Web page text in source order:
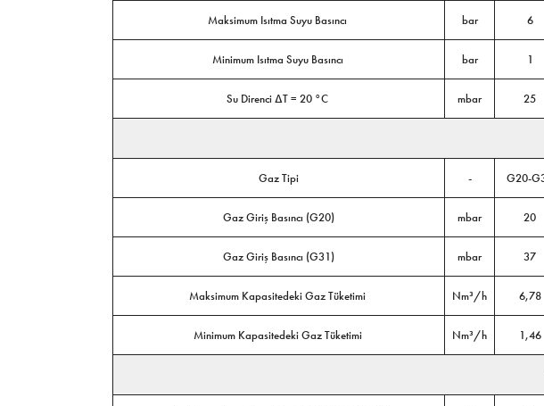
Maksimum Isıtma Suyu Basıncı bar 6
Minimum Isıtma Suyu Basıncı bar 1
Su Direnci ΔT = 20 °C mbar 25
Gaz Tipi - G20-
Gaz Giriş Basıncı (G20) mbar 20
Gaz Giriş Basıncı (G31) mbar 37
Maksimum Kapasitedeki Gaz Tüketimi Nm³/h 6,78
Minimum Kapasitedeki Gaz Tüketimi Nm³/h 1,46